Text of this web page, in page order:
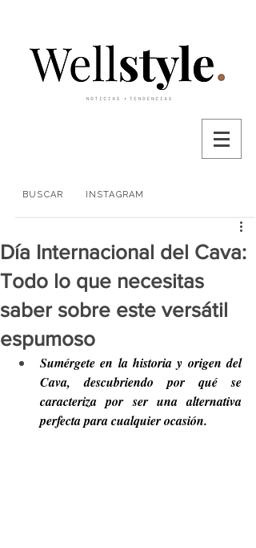
BUSCAR INSTAGRAM
Día Internacional del Cava:
Todo lo que necesitas
saber sobre este versátil
espumoso
Sumérgete en la historia y origen del
Cava, descubriendo por qué se
caracteriza por ser una alternativa
perfecta para cualquier ocasión.